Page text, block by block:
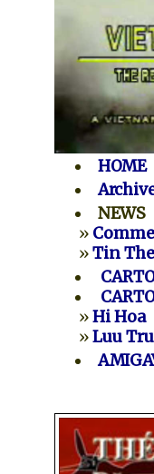
HOME
NEWS
»
»Tin
»Hi Hoa
»Luu Tru